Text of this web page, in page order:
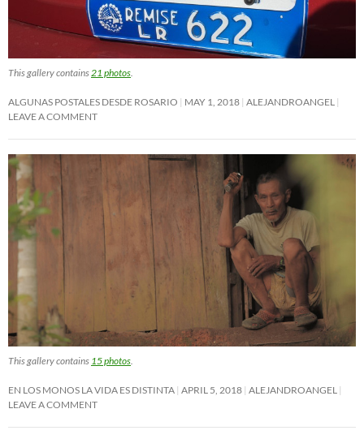
This gallery contains 21 photos
ALGUNAS POSTALES DESDE ROSARIO MAY 1, 2018 ALEJANDROANGEL
LEAVE A COMMENT
This gallery contains 15 photos
EN LOS MONOS LA VIDA ES DISTINTA APRIL 5, 2018 ALEJANDROANGEL
LEAVE A COMMENT